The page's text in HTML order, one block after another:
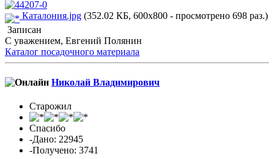
Каталония.jpg (352.02 КБ, 600x800 - просмотрено 698 раз.)
Записан
С уважением, Евгений Полянин
Каталог посадочного материала
Николай Владимирович
Старожил
Спасибо
-Дано: 22945
-Получено: 3741